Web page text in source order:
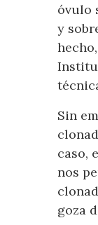
óvulo
y
Sin
caso,
nos
goza